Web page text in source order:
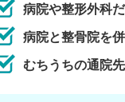
病院や整形外科
病院と整骨院を
むちうちの通院